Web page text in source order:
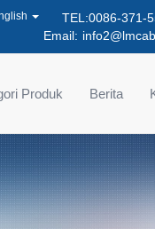
TEL:0086-371-
Email:
Produk Berita